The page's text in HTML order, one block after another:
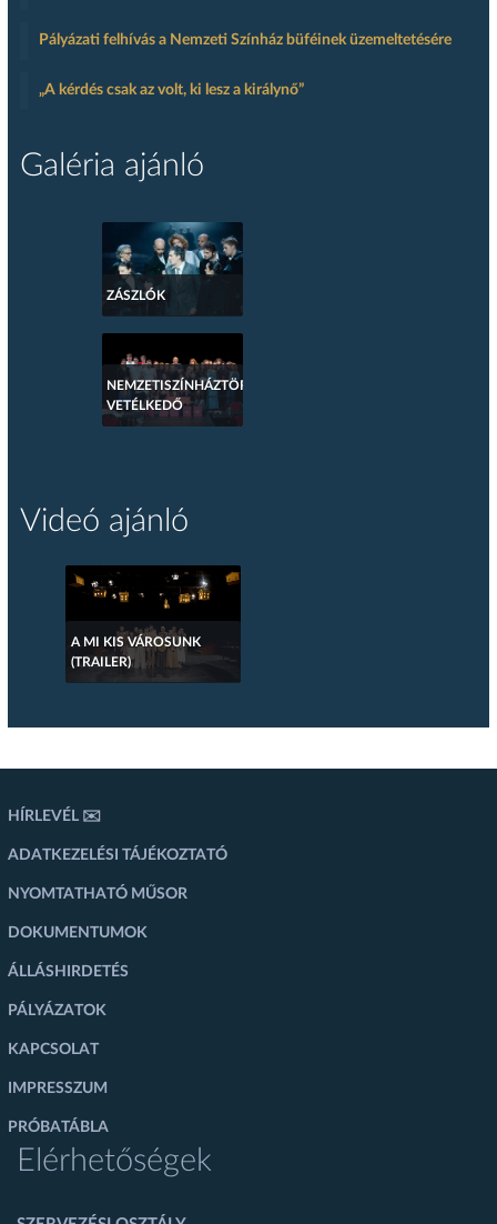
Pályázati felhívás a Nemzeti Színház büféinek üzemeltetésére
„A kérdés csak az volt, ki lesz a királynő”
Galéria ajánló
ZÁSZLÓK
NEMZETISZÍNHÁZTÖRTÉNETI
VETÉLKEDŐ
Videó ajánló
A MI KIS VÁROSUNK
(TRAILER)
HÍRLEVÉL ✉️
ADATKEZELÉSI TÁJÉKOZTATÓ
NYOMTATHATÓ MŰSOR
DOKUMENTUMOK
ÁLLÁSHIRDETÉS
PÁLYÁZATOK
KAPCSOLAT
IMPRESSZUM
PRÓBATÁBLA
Elérhetőségek